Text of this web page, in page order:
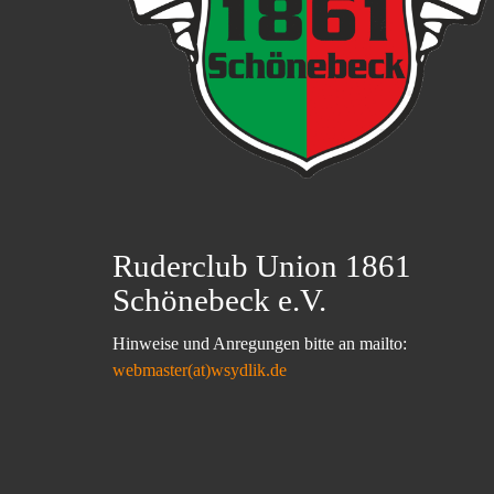
Ruderclub Union 1861
Schönebeck e.V.
Hinweise und Anregungen bitte an mailto:
webmaster(at)wsydlik.de